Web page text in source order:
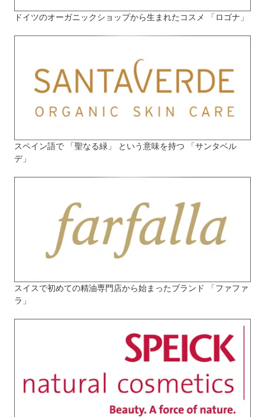
ドイツのオーガニックショップから生まれたコスメ 「ロゴナ」
スペイン語で 「聖なる緑」 という意味を持つ 「サンタベル
デ」
スイスで初めての精油専門店から始まったブランド 「ファファ
ラ」